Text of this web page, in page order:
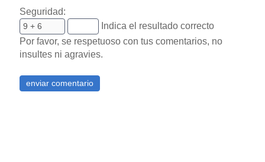
Seguridad:
Indica el resultado correcto
Por favor, se respetuoso con tus comentarios, no
insultes ni agravies.